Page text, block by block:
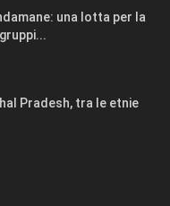
una lotta per la
Pradesh, tra le etnie